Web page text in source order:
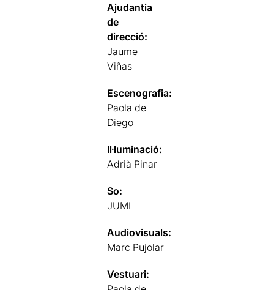
Ajudantia
de
direcció:
Jaume
Viñas
Escenografia:
Paola de
Diego
Il·luminació:
Adrià Pinar
So:
JUMI
Audiovisuals:
Marc Pujolar
Vestuari: